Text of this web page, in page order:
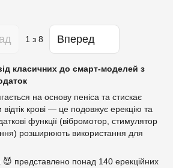
1 з 8 Вперед
класичних до смарт-моделей з
на основу пеніса та стискає
крові — це подовжує ерекцію та
функції (вібромотор, стимулятор
розширюють використання для
😈 представлено понад 140 ерекційних